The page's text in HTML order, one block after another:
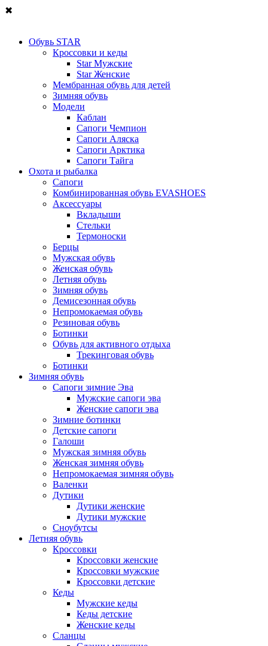
✖
Обувь STAR
Кроссовки и кеды
Star Мужские
Star Женские
Мембранная обувь для детей
Зимняя обувь
Модели
Каблан
Сапоги Чемпион
Сапоги Аляска
Сапоги Арктика
Сапоги Тайга
Охота и рыбалка
Сапоги
Комбинированная обувь EVASHOES
Аксессуары
Вкладыши
Стельки
Термоноски
Берцы
Мужская обувь
Женская обувь
Летняя обувь
Зимняя обувь
Демисезонная обувь
Непромокаемая обувь
Резиновая обувь
Ботинки
Обувь для активного отдыха
Трекинговая обувь
Ботинки
Зимняя обувь
Сапоги зимние Эва
Мужские сапоги эва
Женские сапоги эва
Зимние ботинки
Детские сапоги
Галоши
Мужская зимняя обувь
Женская зимняя обувь
Непромокаемая зимняя обувь
Валенки
Дутики
Дутики женские
Дутики мужские
Сноубутсы
Летняя обувь
Кроссовки
Кроссовки женские
Кроссовки мужские
Кроссовки детские
Кеды
Мужские кеды
Кеды детские
Женские кеды
Сланцы